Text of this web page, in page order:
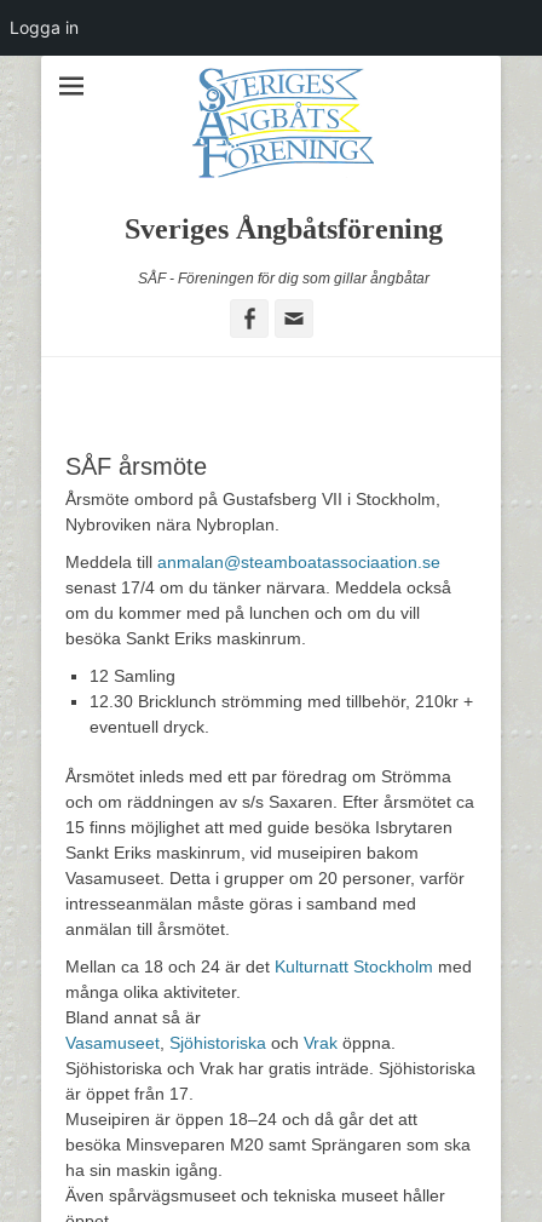
Sveriges Ångbåtsförening
SÅF - Föreningen för dig som gillar ångbåtar
Facebook
SÅF årsmöte
Årsmöte ombord på Gustafsberg VII i Stockholm,
Nybroviken nära Nybroplan.
Meddela till anmalan@steamboatassociaation.se
senast 17/4 om du tänker närvara. Meddela också
om du kommer med på lunchen och om du vill
besöka Sankt Eriks maskinrum.
12 Samling
12.30 Bricklunch strömming med tillbehör, 210kr +
eventuell dryck.
Årsmötet inleds med ett par föredrag om Strömma
och om räddningen av s/s Saxaren. Efter årsmötet ca
15 finns möjlighet att med guide besöka Isbrytaren
Sankt Eriks maskinrum, vid museipiren bakom
Vasamuseet. Detta i grupper om 20 personer, varför
intresseanmälan måste göras i samband med
anmälan till årsmötet.
Mellan ca 18 och 24 är det Kulturnatt Stockholm med
många olika aktiviteter.
Bland annat så är
Vasamuseet Sjöhistoriska och Vrak öppna.
Sjöhistoriska och Vrak har gratis inträde. Sjöhistoriska
är öppet från 17.
Museipiren är öppen 18–24 och då går det att
besöka Minsveparen M20 samt Sprängaren som ska
ha sin maskin igång.
Även spårvägsmuseet och tekniska museet håller
Logga in